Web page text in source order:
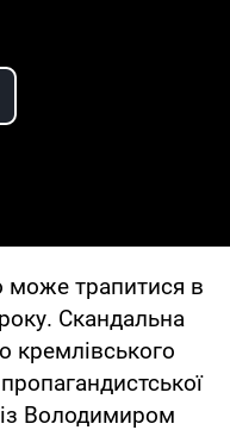
Video
може трапитися в
Скандальна
кремлівського
із Володимиром